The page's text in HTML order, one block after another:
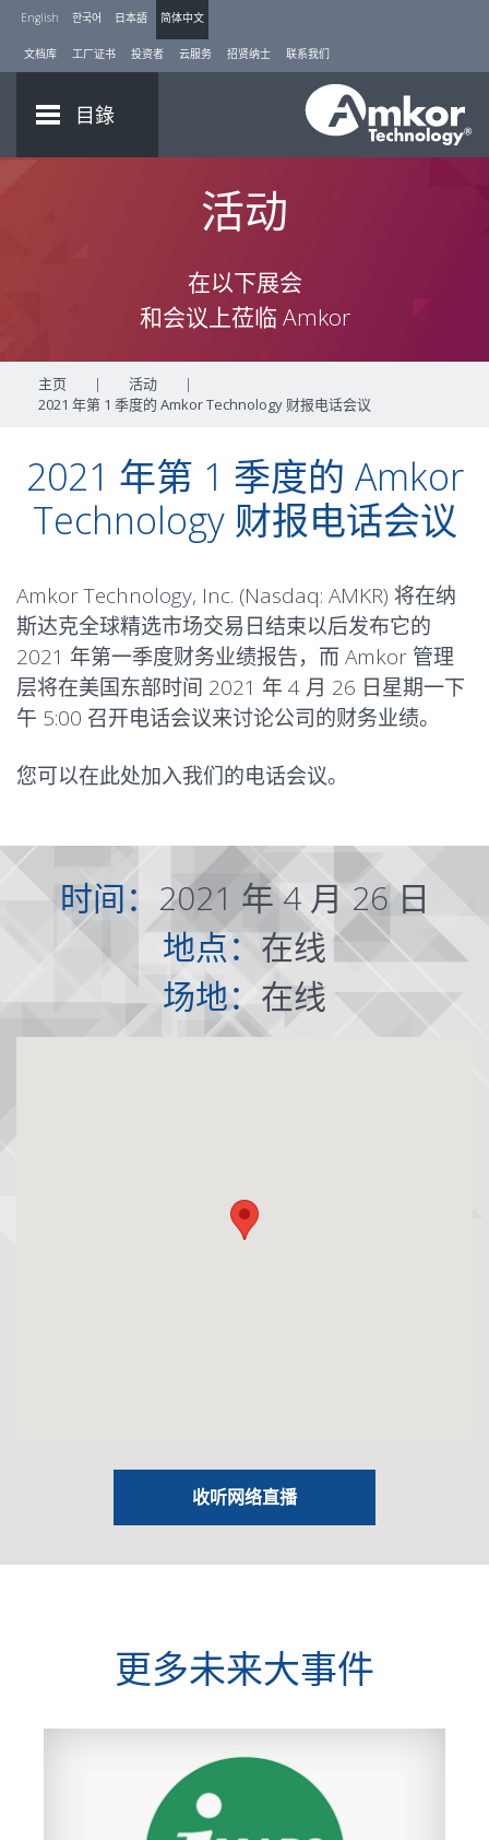
English 한국어 日本語 简体中文
文档库 工厂证书 投资者 云服务 招贤纳士 联系我们
目錄
活动
在以下展会
和会议上莅临 Amkor
主页 | 活动
|
2021 年第 1 季度的 Amkor Technology 财报电话会议
2021 年第 1 季度的 Amkor
Technology 财报电话会议
Amkor Technology, Inc. (Nasdaq: AMKR) 将在纳
斯达克全球精选市场交易日结束以后发布它的
2021 年第一季度财务业绩报告，而 Amkor 管理
层将在美国东部时间 2021 年 4 月 26 日星期一下
午 5:00 召开电话会议来讨论公司的财务业绩。
您可以在此处加入我们的电话会议。
时间： 2021 年 4 月 26 日
地点：在线
场地： 在线
收听网络直播
更多未来大事件